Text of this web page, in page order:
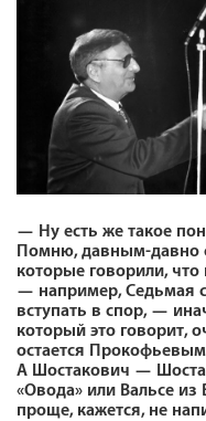
— Ну есть же такое
Помню, давным-давно
которые говорили,
— например, Седьмая
вступать в спор, —
который это говорит,
остается
А Шостакович —
«Овода» или Вальсе
проще, кажется, не